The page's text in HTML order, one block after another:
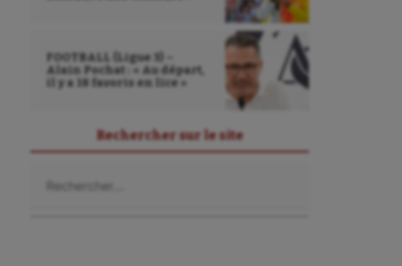
FOOTBALL (Ligue 3) –
Alain Pochat : « Au départ,
il y a 18 favoris en lice »
Rechercher sur le site